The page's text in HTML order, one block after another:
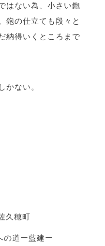
はない為、小さい鉋
鉋の仕立ても段々と
納得いくところまで
かない。
久穂町
の道ー藍建ー